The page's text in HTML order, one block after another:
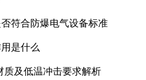
符合防爆电气设备标准
是什么
质及低温冲击要求解析